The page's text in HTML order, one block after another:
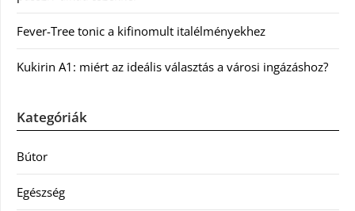
Fever-Tree tonic a kifinomult italélményekhez
Kukirin A1: miért az ideális választás a városi ingázáshoz?
Kategóriák
Bútor
Egészség